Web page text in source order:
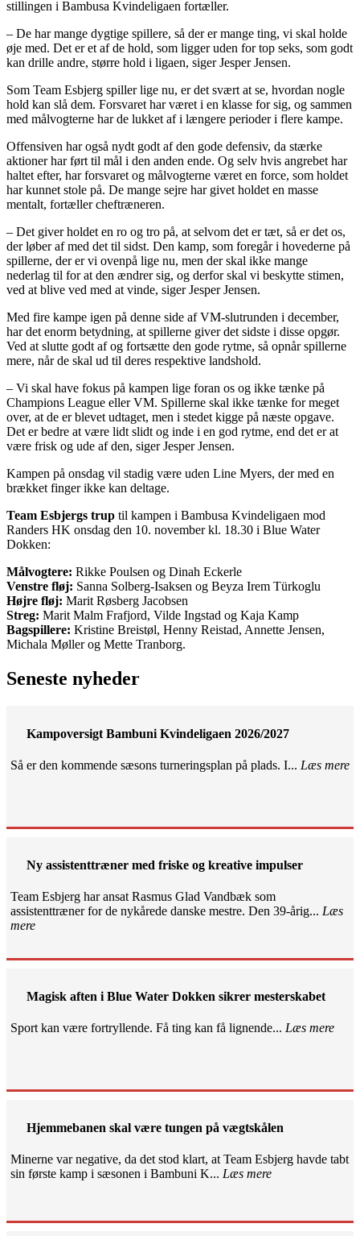
stillingen i Bambusa Kvindeligaen fortæller.
– De har mange dygtige spillere, så der er mange ting, vi skal holde
øje med. Det er et af de hold, som ligger uden for top seks, som godt
kan drille andre, større hold i ligaen, siger Jesper Jensen.
Som Team Esbjerg spiller lige nu, er det svært at se, hvordan nogle
hold kan slå dem. Forsvaret har været i en klasse for sig, og sammen
med målvogterne har de lukket af i længere perioder i flere kampe.
Offensiven har også nydt godt af den gode defensiv, da stærke
aktioner har ført til mål i den anden ende. Og selv hvis angrebet har
haltet efter, har forsvaret og målvogterne været en force, som holdet
har kunnet stole på. De mange sejre har givet holdet en masse
mentalt, fortæller cheftræneren.
– Det giver holdet en ro og tro på, at selvom det er tæt, så er det os,
der løber af med det til sidst. Den kamp, som foregår i hovederne på
spillerne, der er vi ovenpå lige nu, men der skal ikke mange
nederlag til for at den ændrer sig, og derfor skal vi beskytte stimen,
ved at blive ved med at vinde, siger Jesper Jensen.
Med fire kampe igen på denne side af VM-slutrunden i december,
har det enorm betydning, at spillerne giver det sidste i disse opgør.
Ved at slutte godt af og fortsætte den gode rytme, så opnår spillerne
mere, når de skal ud til deres respektive landshold.
– Vi skal have fokus på kampen lige foran os og ikke tænke på
Champions League eller VM. Spillerne skal ikke tænke for meget
over, at de er blevet udtaget, men i stedet kigge på næste opgave.
Det er bedre at være lidt slidt og inde i en god rytme, end det er at
være frisk og ude af den, siger Jesper Jensen.
Kampen på onsdag vil stadig være uden Line Myers, der med en
brækket finger ikke kan deltage.
Team Esbjergs trup til kampen i Bambusa Kvindeligaen mod
Randers HK onsdag den 10. november kl. 18.30 i Blue Water
Dokken:
Målvogtere: Rikke Poulsen og Dinah Eckerle
Venstre fløj: Sanna Solberg-Isaksen og Beyza Irem Türkoglu
Højre fløj: Marit Røsberg Jacobsen
Streg: Marit Malm Frafjord, Vilde Ingstad og Kaja Kamp
Bagspillere: Kristine Breistøl, Henny Reistad, Annette Jensen,
Michala Møller og Mette Tranborg.
Seneste nyheder
Kampoversigt Bambuni Kvindeligaen 2026/2027
Så er den kommende sæsons turneringsplan på plads. I... Læs mere
Ny assistenttræner med friske og kreative impulser
Team Esbjerg har ansat Rasmus Glad Vandbæk som
assistenttræner for de nykårede danske mestre. Den 39-årig... Læs
mere
Magisk aften i Blue Water Dokken sikrer mesterskabet
Sport kan være fortryllende. Få ting kan få lignende... Læs mere
Hjemmebanen skal være tungen på vægtskålen
Minerne var negative, da det stod klart, at Team Esbjerg havde tabt
sin første kamp i sæsonen i Bambuni K... Læs mere